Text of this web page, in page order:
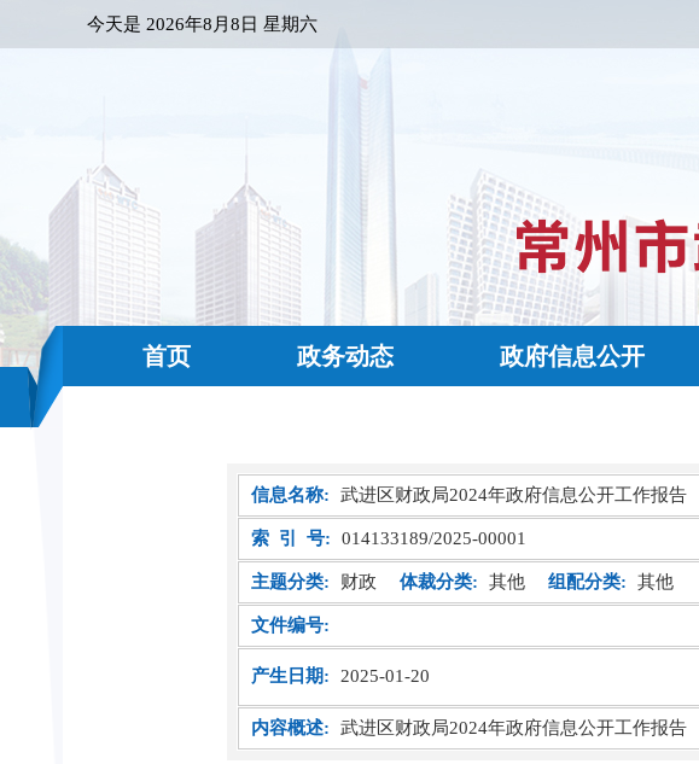
今天是 2026年8月8日 星期六
首页 政务动态 政府信息公开
信息名称: 武进区财政局2024年政府信息公开工作报告
索 引 号: 014133189/2025-00001
主题分类: 财政 体裁分类: 其他 组配分类: 其他
文件编号:
产生日期: 2025-01-20
内容概述: 武进区财政局2024年政府信息公开工作报告